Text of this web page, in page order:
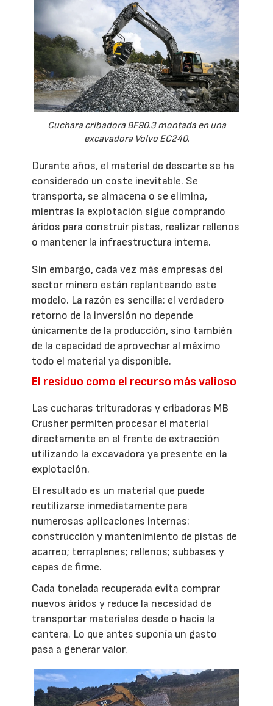
Cuchara cribadora BF90.3 montada en una
excavadora Volvo EC240.
Durante años, el material de descarte se ha
considerado un coste inevitable. Se
transporta, se almacena o se elimina,
mientras la explotación sigue comprando
áridos para construir pistas, realizar rellenos
o mantener la infraestructura interna.
Sin embargo, cada vez más empresas del
sector minero están replanteando este
modelo. La razón es sencilla: el verdadero
retorno de la inversión no depende
únicamente de la producción, sino también
de la capacidad de aprovechar al máximo
todo el material ya disponible.
El residuo como el recurso más valioso
Las cucharas trituradoras y cribadoras MB
Crusher permiten procesar el material
directamente en el frente de extracción
utilizando la excavadora ya presente en la
explotación.
El resultado es un material que puede
reutilizarse inmediatamente para
numerosas aplicaciones internas:
construcción y mantenimiento de pistas de
acarreo; terraplenes; rellenos; subbases y
capas de firme.
Cada tonelada recuperada evita comprar
nuevos áridos y reduce la necesidad de
transportar materiales desde o hacia la
cantera. Lo que antes suponía un gasto
pasa a generar valor.